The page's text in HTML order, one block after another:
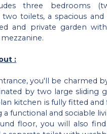
three bedrooms
toilets, a spacious
and private garden
:
you'll be charmed
by two large sliding
kitchen is fully fitted and
a functional and sociable
floor, you will also